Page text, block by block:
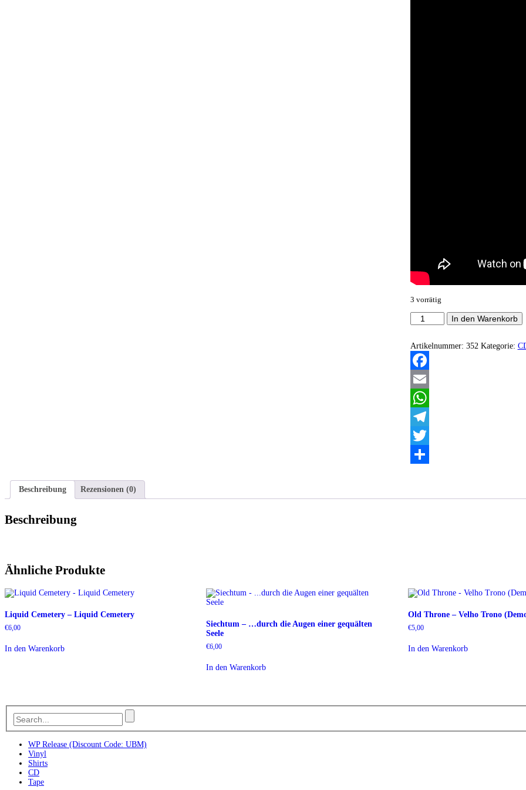
3 vorrätig
Aeveron
-
Menge
In den Warenkorb
Artikelnummer: 352 Kategorie:
Facebook
Email
WhatsApp
Telegram
Twitter
Beschreibung
Rezensionen (0)
Beschreibung
Ähnliche Produkte
Liquid Cemetery – Liquid Cemetery
€6,00
In den Warenkorb
Siechtum – …durch die Augen einer gequälten
Seele
€6,00
In den Warenkorb
Old Throne – Velho Trono
€5,00
In den Warenkorb
WP Release (Discount Code: UBM)
Vinyl
Shirts
CD
Tape